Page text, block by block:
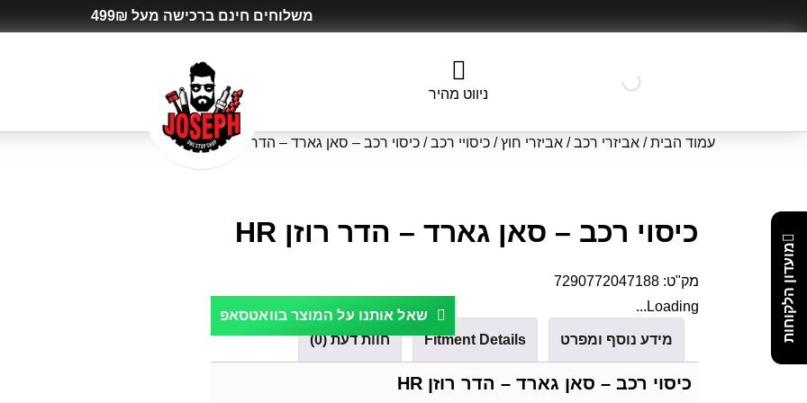
משלוחים חינם ברכישה מעל 499₪
ניווט מהיר
מועדון הלקוחות
עמוד הבית/ אביזרי רכב/ אביזרי חוץ/ כיסויי רכב/ כיסוי רכב – סאן גארד – הדר רוזן HR
כיסוי רכב – סאן גארד – הדר רוזן HR
מק"ט: 7290772047188
שאל אותנו על המוצר בוואטסאפ
Loading...
מידע נוסף ומפרט Fitment Details חוות דעת (0)
כיסוי רכב – סאן גארד – הדר רוזן HR